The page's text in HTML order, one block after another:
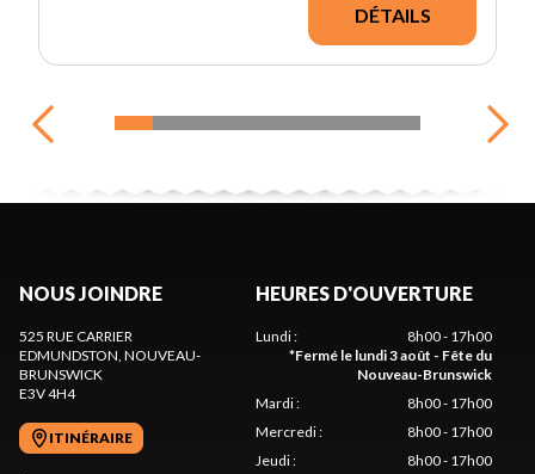
DÉTAILS
NOUS JOINDRE
525 RUE CARRIER
EDMUNDSTON, NOUVEAU-
BRUNSWICK
E3V 4H4
ITINÉRAIRE
HEURES D'OUVERTURE
Lundi:
8h00 - 17h00
*Fermé le lundi 3 août - Fête du
Nouveau-Brunswick
Mardi:
8h00 - 17h00
Mercredi:
8h00 - 17h00
Jeudi:
8h00 - 17h00